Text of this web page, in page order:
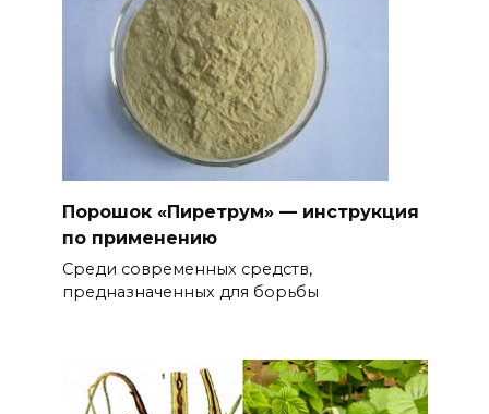
Порошок «Пиретрум» — инструкция
по применению
Среди современных средств,
предназначенных для борьбы